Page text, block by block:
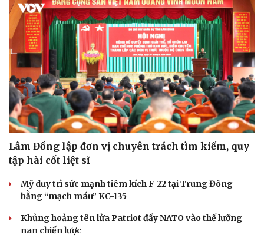
Doanh nghiệp
Doanh nghiệp 24h
Doanh nhân
Vì cộng đồng
Tin Công nghệ
Chuyển đổi số
Lâm Đồng lập đơn vị chuyên trách tìm kiếm, quy
tập hài cốt liệt sĩ
Mỹ duy trì sức mạnh tiêm kích F-22 tại Trung Đông
bằng “mạch máu” KC-135
Khủng hoảng tên lửa Patriot đẩy NATO vào thế lưỡng
nan chiến lược